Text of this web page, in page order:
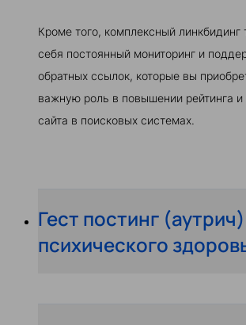
Кроме того, комплексный линкбидинг
себя постоянный мониторинг и
обратных ссылок, которые вы
важную роль в повышении рейтинга и
сайта в поисковых системах.
Гест постинг
психического